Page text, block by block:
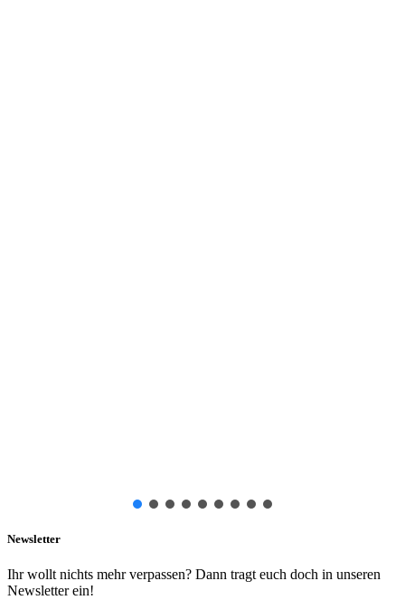
Newsletter
Ihr wollt nichts mehr verpassen? Dann tragt euch doch in unseren
Newsletter ein!